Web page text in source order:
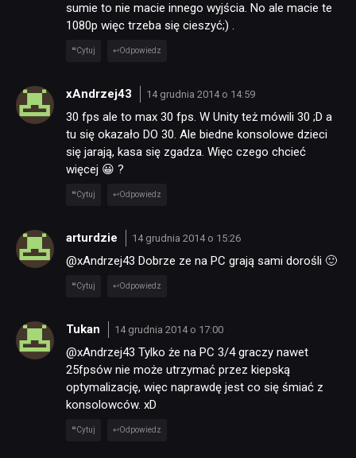
sumie to nie macie innego wyjścia. No ale macie te
1080p więc trzeba się cieszyć;) .
Cytuj Odpowiedz
xAndrzej43 14 grudnia 2014 o 14:59
30 fps ale to max 30 fps. W Unity też mówili 30 ;D a
tu się okazało DO 30. Ale biedne konsolowe dzieci
się jarają, kasa się zgadza. Więc czego chcieć
więcej 😀 ?
Cytuj Odpowiedz
arturdzie 14 grudnia 2014 o 15:26
@xAndrzej43 Dobrze ze na PC grają sami dorośli 🙂
Cytuj Odpowiedz
Tukan 14 grudnia 2014 o 17:00
@xAndrzej43 Tylko że na PC 3/4 graczy nawet
25fpsów nie może utrzymać przez kiepską
optymalizację, więc naprawdę jest co się śmiać z
konsolowców. xD
Cytuj Odpowiedz